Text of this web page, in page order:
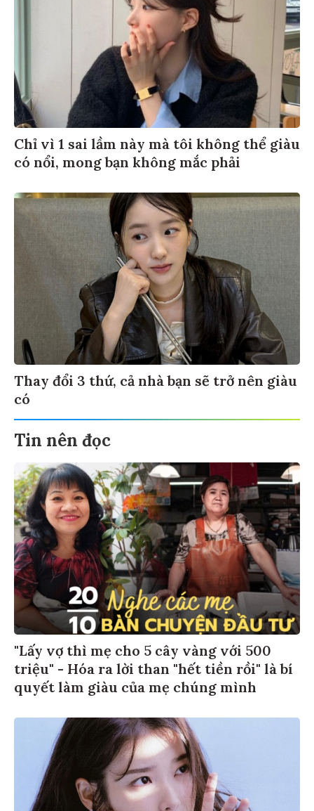
Chỉ vì 1 sai lầm này mà tôi không thể giàu
có nổi, mong bạn không mắc phải
Thay đổi 3 thứ, cả nhà bạn sẽ trở nên giàu
có
Tin nên đọc
"Lấy vợ thì mẹ cho 5 cây vàng với 500
triệu" - Hóa ra lời than "hết tiền rồi" là bí
quyết làm giàu của mẹ chúng mình